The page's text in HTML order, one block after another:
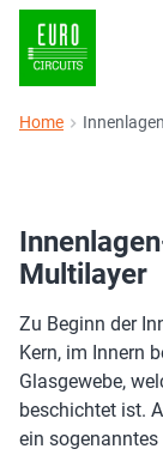
Home
Multilayer
Zu Beginn der
Kern, im Innern
Glasgewebe,
beschichtet ist.
ein